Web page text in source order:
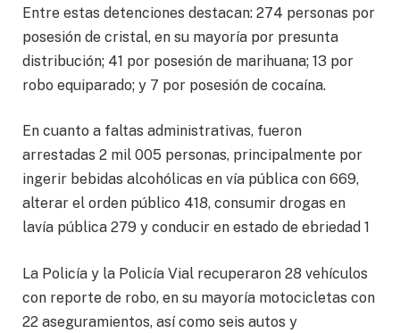
Entre estas detenciones destacan: 274 personas por
posesión de cristal, en su mayoría por presunta
distribución; 41 por posesión de marihuana; 13 por
robo equiparado; y 7 por posesión de cocaína.
En cuanto a faltas administrativas, fueron
arrestadas 2 mil 005 personas, principalmente por
ingerir bebidas alcohólicas en vía pública con 669,
alterar el orden público 418, consumir drogas en
lavía pública 279 y conducir en estado de ebriedad 1
La Policía y la Policía Vial recuperaron 28 vehículos
con reporte de robo, en su mayoría motocicletas con
22 aseguramientos, así como seis autos y